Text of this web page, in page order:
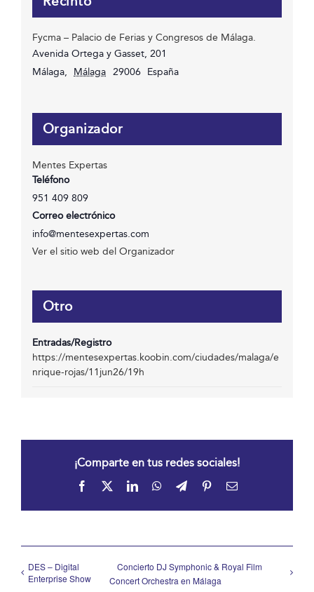
Fycma – Palacio de Ferias y Congresos de Málaga.
Avenida Ortega y Gasset, 201
Málaga, Málaga 29006 España
Organizador
Mentes Expertas
Teléfono
951 409 809
Correo electrónico
info@mentesexpertas.com
Ver el sitio web del Organizador
Otro
Entradas/Registro
https://mentesexpertas.koobin.com/ciudades/malaga/e
nrique-rojas/11jun26/19h
¡Comparte en tus redes sociales!
Facebook LinkedInWhatsApp
TelegramPinterestCorreo
DES – Digital
Enterprise Show
Concierto DJ Symphonic & Royal Film
Concert Orchestra en Málaga